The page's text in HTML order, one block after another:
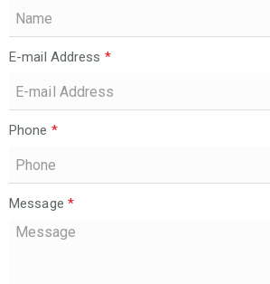
E-mail Address *
Phone *
Message *